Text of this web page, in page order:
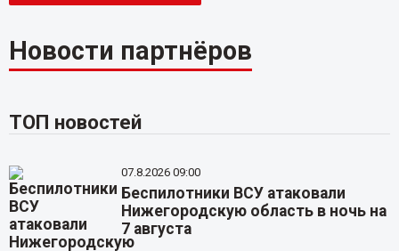
Новости партнёров
ТОП новостей
07.8.2026 09:00
Беспилотники ВСУ атаковали
Нижегородскую область в ночь на
7 августа